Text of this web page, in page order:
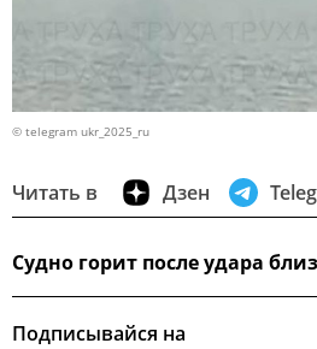
© telegram ukr_2025_ru
Читать в Дзен
Судно горит после удара
Подписывайся на